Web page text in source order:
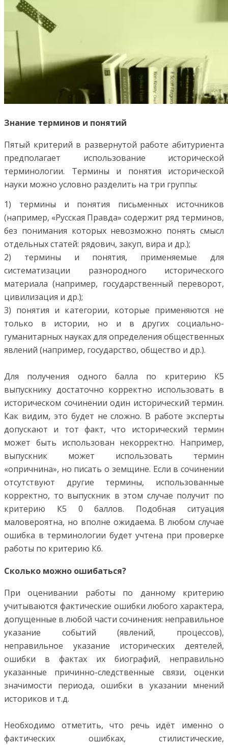
Знание терминов и понятий
Пятый критерий в развернутой работе абитуриента
предполагает использование исторической
терминологии. Термины и понятия исторической
науки можно условно разделить на три группы:
1) термины и понятия письменных источников
(например, «Русская Правда» содержит ряд терминов,
без понимания которых невозможно понять смысл
отдельных статей: рядович, закуп, вира и др.);
2) термины и понятия, применяемые для
систематизации разнородного исторического
материала (например, государственный переворот,
цивилизация и др.);
3) понятия и категории, которые применяются не
только в истории, но и в других социально-
гуманитарных науках для определения общественных
явлений (например, государство, общество и др.).
Для получения одного балла по критерию К5
выпускнику достаточно корректно использовать в
историческом сочинении один исторический термин.
Как видим, это будет не сложно. В работе эксперты
допускают и тот факт, что исторический термин
может быть использован некорректно. Например,
выпускник может использовать термин
«опричнина», но писать о земщине. Если в сочинении
отсутствуют другие термины, использованные
корректно, то выпускник в этом случае получит по
критерию К5 0 баллов. Подобная ситуация
маловероятна, но вполне ожидаема. В любом случае
ошибка в терминологии будет учтена при проверке
работы по критерию К6.
Сколько можно ошибаться?
При оценивании работы по данному критерию
учитываются фактические ошибки любого характера,
допущенные в любой части сочинения: неправильное
указание событий (явлений, процессов),
неправильное указание исторических деятелей,
ошибки в фактах их биографий, неправильно
указанные причинно-следственные связи, оценки
значимости периода, ошибки в указании мнений
историков и т.д.
Необходимо отметить, что речь идёт именно о
фактических ошибках, стилистические,